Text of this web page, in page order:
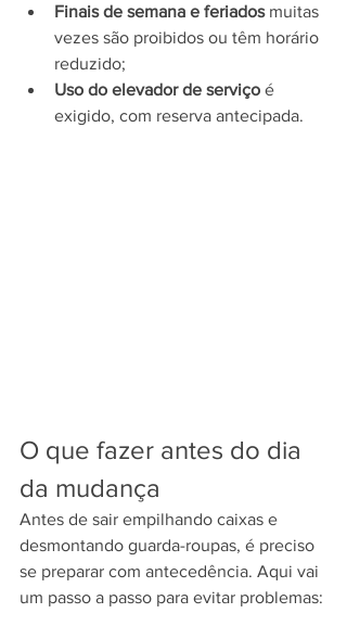
Finais de semana e feriados muitas
vezes são proibidos ou têm horário
reduzido;
Uso do elevador de serviço é
exigido, com reserva antecipada.
O que fazer antes do dia
da mudança
Antes de sair empilhando caixas e
desmontando guarda-roupas, é preciso
se preparar com antecedência. Aqui vai
um passo a passo para evitar problemas: